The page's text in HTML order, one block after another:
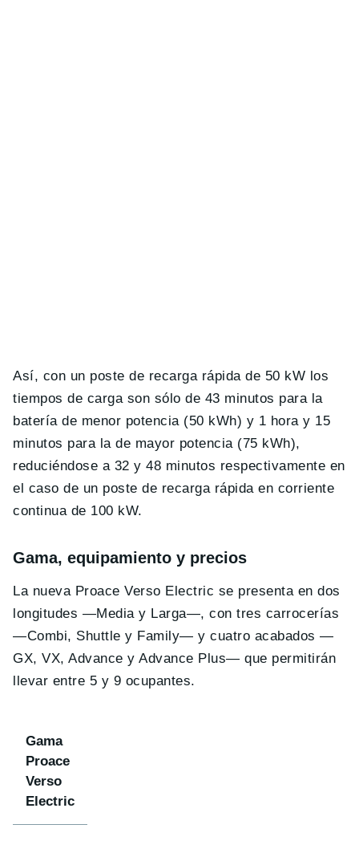
Así, con un poste de recarga rápida de 50 kW los
tiempos de carga son sólo de 43 minutos para la
batería de menor potencia (50 kWh) y 1 hora y 15
minutos para la de mayor potencia (75 kWh),
reduciéndose a 32 y 48 minutos respectivamente en
el caso de un poste de recarga rápida en corriente
continua de 100 kW.
Gama, equipamiento y precios
La nueva Proace Verso Electric se presenta en dos
longitudes —Media y Larga—, con tres carrocerías
—Combi, Shuttle y Family— y cuatro acabados —
GX, VX, Advance y Advance Plus— que permitirán
llevar entre 5 y 9 ocupantes.
Gama
Proace
Verso
Electric